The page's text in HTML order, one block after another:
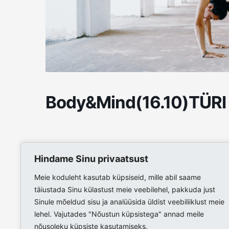
Hindame Sinu privaatsust
Meie koduleht kasutab küpsiseid, mille abil saame
täiustada Sinu külastust meie veebilehel, pakkuda just
Sinule mõeldud sisu ja analüüsida üldist veebiliiklust meie
lehel. Vajutades "Nõustun küpsistega" annad meile
nõusoleku küpsiste kasutamiseks.
Body&Mind(16.10)TÜRI